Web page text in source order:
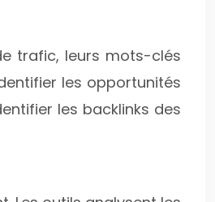
trafic, leurs mots-clés
les opportunités
les backlinks des